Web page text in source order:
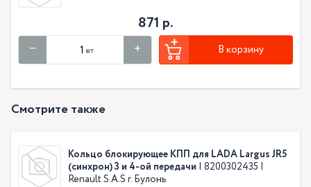
871 р.
шт В корзину
Смотрите также
Кольцо блокирующее КПП для LADA Largus JR5
(синхрон) 3 и 4-ой передачи | 8200302435 |
Renault S.A.S г. Булонь